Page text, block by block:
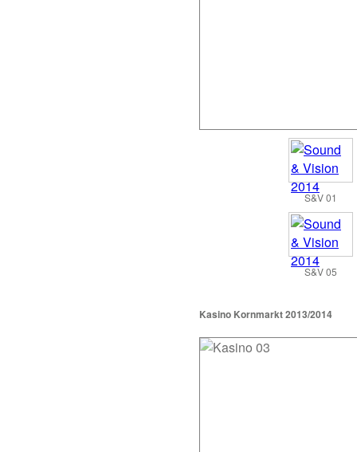
S&V 01
S&V 05
Kasino Kornmarkt 2013/2014